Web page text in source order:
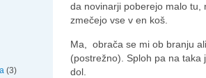
(3)
da novinarji poberejo malo tu,
zmečejo vse v en koš.
Ma, obrača se mi ob branju
(postrežno). Sploh pa na
dol.